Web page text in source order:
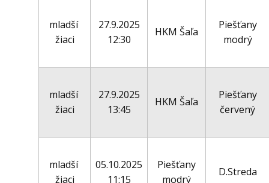
mladší
žiaci
27.9.2025
12:30
HKM Šaľa
Piešťany
modrý
mladší
žiaci
27.9.2025
13:45
HKM Šaľa
Piešťany
červený
mladší
žiaci
05.10.2025
11:15
Piešťany
modrý
D.Streda